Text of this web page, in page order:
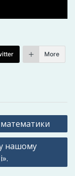
More
нашому